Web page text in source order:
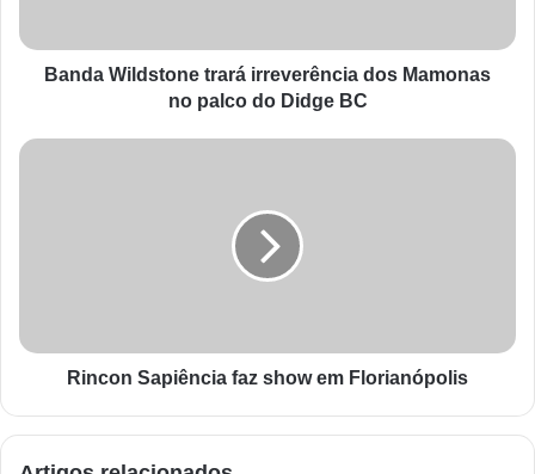
Banda Wildstone trará irreverência dos Mamonas
no palco do Didge BC
Rincon Sapiência faz show em Florianópolis